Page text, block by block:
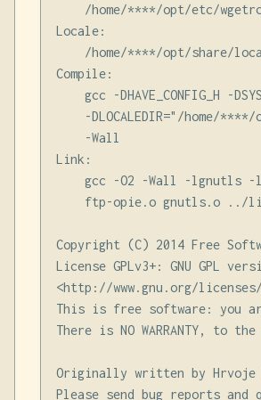
/home/****/opt/etc/
Locale:
/home/****/opt/share/
Compile:
gcc -DHAVE_CONFIG_H -
-DLOCALEDIR="/home/
    -Wall
Link:
gcc -O2 -Wall -lgnutls
ftp-opie.o gnutls.o ../
Copyright (C) 2014 Free
License GPLv3+: GNU GPL
<http://www.gnu.org/
This is free software: you
There is NO WARRANTY, to
Originally written by Hrvoje